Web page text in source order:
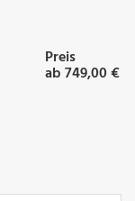
Preis
ab 749,00 €